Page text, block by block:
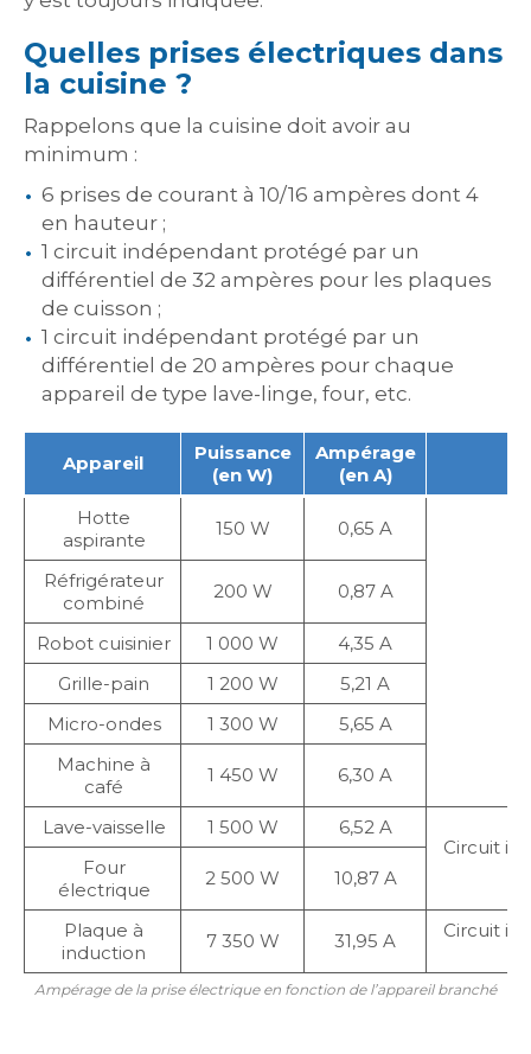
Quelles prises électriques dans
la cuisine ?
Rappelons que la cuisine doit avoir au
minimum :
6 prises de courant à 10/16 ampères dont 4
en hauteur ;
1 circuit indépendant protégé par un
différentiel de 32 ampères pour les plaques
de cuisson ;
1 circuit indépendant protégé par un
différentiel de 20 ampères pour chaque
appareil de type lave-linge, four, etc.
Appareil
Puissance
(en W)
Ampérage
(en A)
Hotte
aspirante
150 W 0,65 A
Réfrigérateur
combiné
200 W 0,87 A
Robot cuisinier 1 000 W
4,35 A
Grille-pain
1 200 W
5,21 A
Micro-ondes
1 300 W
5,65 A
Machine à
café
1 450 W 6,30 A
Lave-vaisselle 1 500 W
6,52 A
Circuit
Four
électrique
2 500 W 10,87 A
Plaque à
induction
7 350 W 31,95 A
Circuit
Ampérage de la prise électrique en fonction de l’appareil branché